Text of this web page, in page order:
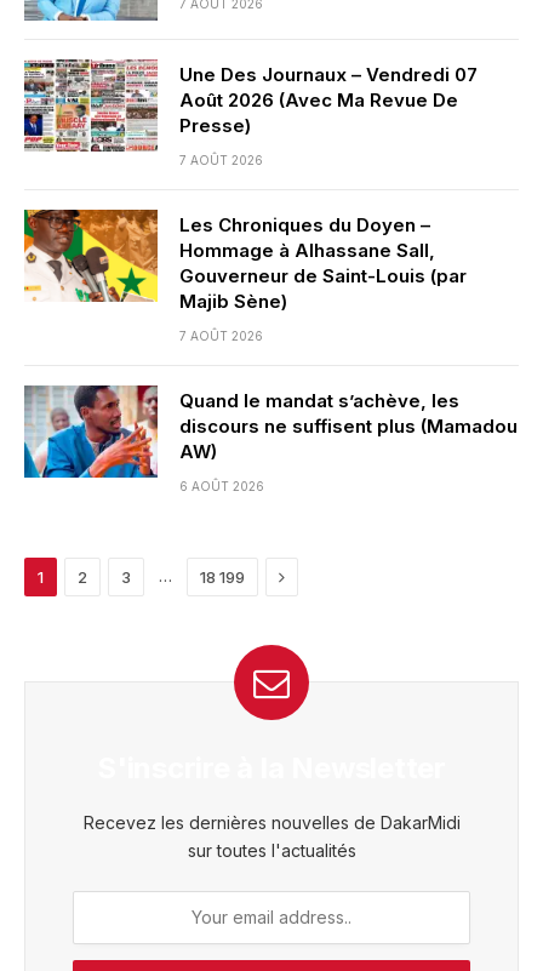
7 AOÛT 2026
Une Des Journaux – Vendredi 07
Août 2026 (Avec Ma Revue De
Presse)
7 AOÛT 2026
Les Chroniques du Doyen –
Hommage à Alhassane Sall,
Gouverneur de Saint-Louis (par
Majib Sène)
7 AOÛT 2026
Quand le mandat s’achève, les
discours ne suffisent plus (Mamadou
AW)
6 AOÛT 2026
1 2 3 … 18 199 Next
Recevez les dernières nouvelles de DakarMidi
sur toutes l'actualités